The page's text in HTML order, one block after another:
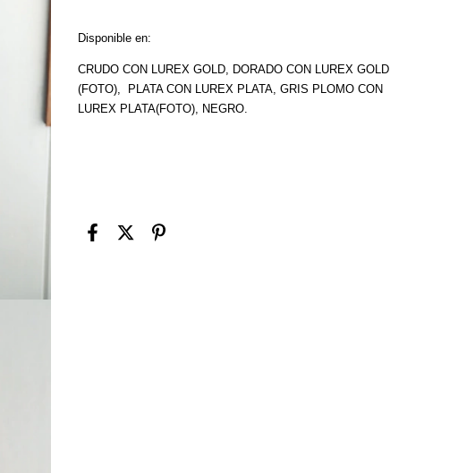
Disponible en:
CRUDO CON LUREX GOLD, DORADO CON LUREX GOLD
(FOTO), PLATA CON LUREX PLATA, GRIS PLOMO CON
LUREX PLATA(FOTO), NEGRO.